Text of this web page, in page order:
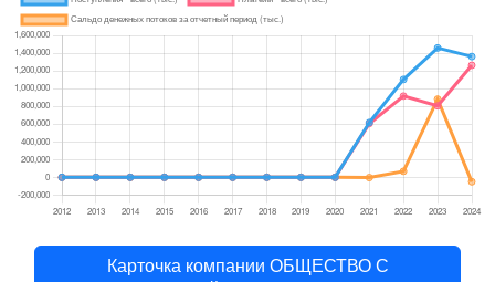
Карточка компании ОБЩЕСТВО С